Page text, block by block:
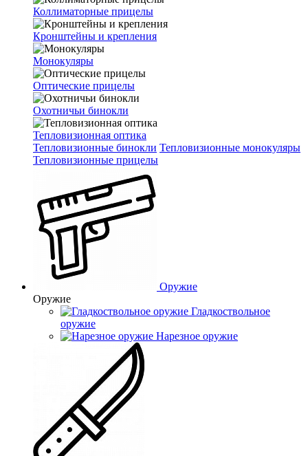
Коллиматорные прицелы
Кронштейны и крепления
Монокуляры
Оптические прицелы
Охотничьи бинокли
Тепловизионная оптика
Тепловизионные бинокли Тепловизионные монокуляры
Тепловизионные прицелы
Оружие
Оружие
Гладкоствольное
оружие
Нарезное оружие